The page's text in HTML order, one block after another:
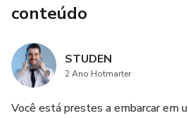
artigos claros e impactantes.
🚀 Atalhos para o Reconhecimento:
apenas ensina a escrever, mas
progresso acadêmico. Abrevie o
conteúdo
STUDEN
2 Ano Hotmarter
Você está prestes a embarcar em